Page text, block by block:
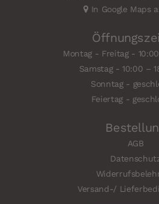
In Google Maps
Montag - Freitag -
Samstag - 10:00 –
Sonntag -
Feiertag -
AGB
Versand-/